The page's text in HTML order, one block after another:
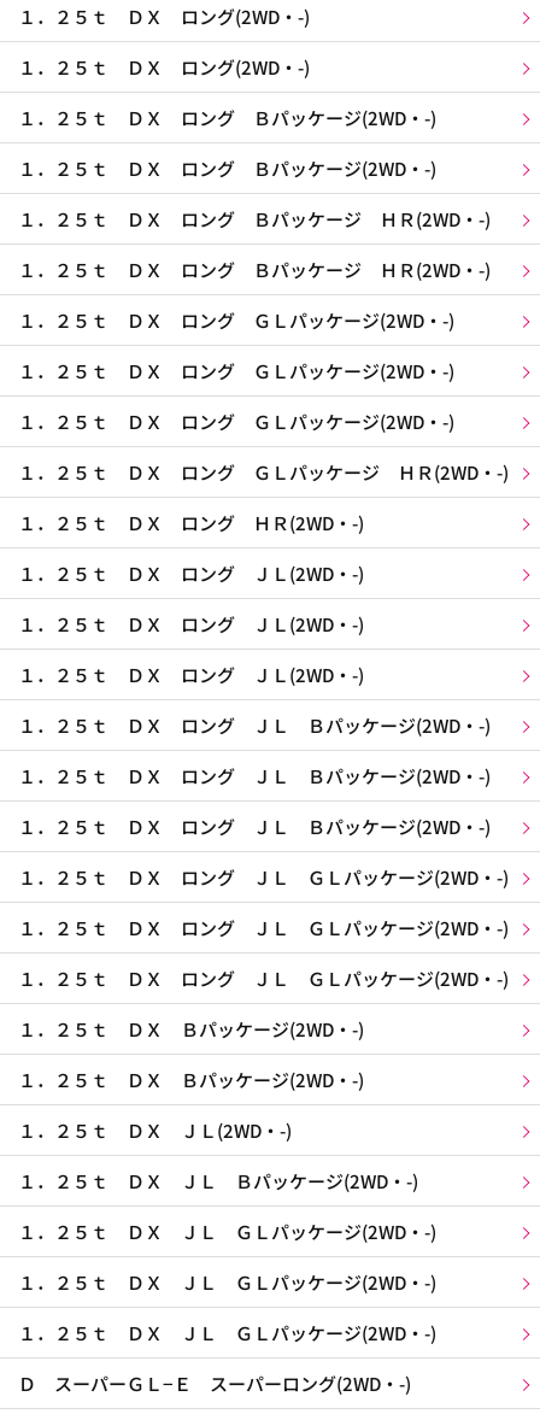
１．２５ｔ ＤＸ ロング(2WD・-)
１．２５ｔ ＤＸ ロング(2WD・-)
１．２５ｔ ＤＸ ロング Ｂパッケージ(2WD・-)
１．２５ｔ ＤＸ ロング Ｂパッケージ(2WD・-)
１．２５ｔ ＤＸ ロング Ｂパッケージ ＨＲ(2WD・-)
１．２５ｔ ＤＸ ロング Ｂパッケージ ＨＲ(2WD・-)
１．２５ｔ ＤＸ ロング ＧＬパッケージ(2WD・-)
１．２５ｔ ＤＸ ロング ＧＬパッケージ(2WD・-)
１．２５ｔ ＤＸ ロング ＧＬパッケージ(2WD・-)
１．２５ｔ ＤＸ ロング ＧＬパッケージ ＨＲ(2WD・-)
１．２５ｔ ＤＸ ロング ＨＲ(2WD・-)
１．２５ｔ ＤＸ ロング ＪＬ(2WD・-)
１．２５ｔ ＤＸ ロング ＪＬ(2WD・-)
１．２５ｔ ＤＸ ロング ＪＬ(2WD・-)
１．２５ｔ ＤＸ ロング ＪＬ Ｂパッケージ(2WD・-)
１．２５ｔ ＤＸ ロング ＪＬ Ｂパッケージ(2WD・-)
１．２５ｔ ＤＸ ロング ＪＬ Ｂパッケージ(2WD・-)
１．２５ｔ ＤＸ ロング ＪＬ ＧＬパッケージ(2WD・-)
１．２５ｔ ＤＸ ロング ＪＬ ＧＬパッケージ(2WD・-)
１．２５ｔ ＤＸ ロング ＪＬ ＧＬパッケージ(2WD・-)
１．２５ｔ ＤＸ Ｂパッケージ(2WD・-)
１．２５ｔ ＤＸ Ｂパッケージ(2WD・-)
１．２５ｔ ＤＸ ＪＬ(2WD・-)
１．２５ｔ ＤＸ ＪＬ Ｂパッケージ(2WD・-)
１．２５ｔ ＤＸ ＪＬ ＧＬパッケージ(2WD・-)
１．２５ｔ ＤＸ ＪＬ ＧＬパッケージ(2WD・-)
１．２５ｔ ＤＸ ＪＬ ＧＬパッケージ(2WD・-)
Ｄ スーパーＧＬ−Ｅ スーパーロング(2WD・-)